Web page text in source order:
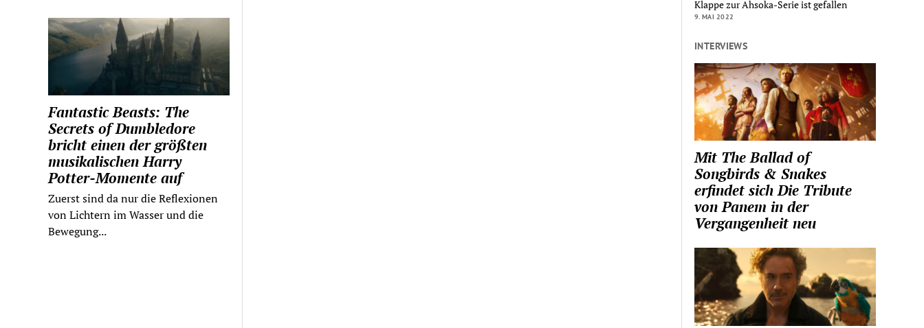
Fantastic Beasts: The
Secrets of Dumbledore
bricht einen der größten
musikalischen Harry
Potter-Momente auf
Zuerst sind da nur die Reflexionen
von Lichtern im Wasser und die
Bewegung...
Klappe zur Ahsoka-Serie ist gefallen
9. MAI 2022
INTERVIEWS
Mit The Ballad of
Songbirds & Snakes
erfindet sich Die Tribute
von Panem in der
Vergangenheit neu